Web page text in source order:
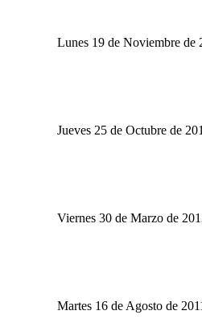
Lunes 19 de Noviembre de
Jueves 25 de Octubre de
Viernes 30 de Marzo de
Martes 16 de Agosto de